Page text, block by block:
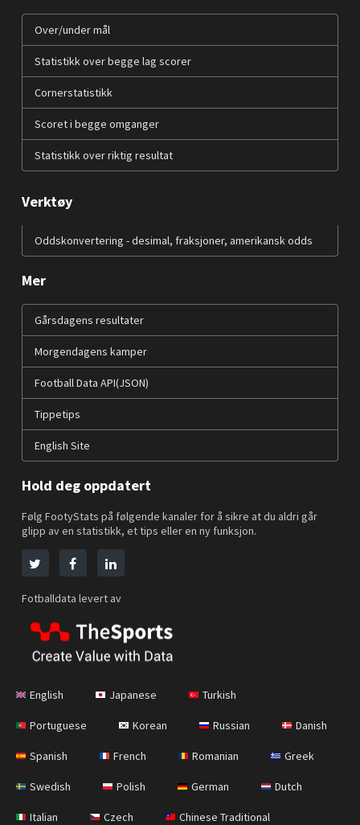
Over/under mål
Statistikk over begge lag scorer
Cornerstatistikk
Scoret i begge omganger
Statistikk over riktig resultat
Verktøy
Oddskonvertering - desimal, fraksjoner, amerikansk odds
Mer
Gårsdagens resultater
Morgendagens kamper
Football Data API(JSON)
Tippetips
English Site
Hold deg oppdatert
Følg FootyStats på følgende kanaler for å sikre at du aldri går
glipp av en statistikk, et tips eller en ny funksjon.
Fotballdata levert av
English Japanese Turkish
Portuguese Korean Russian Danish
Spanish French Romanian Greek
Swedish Polish German Dutch
Italian Czech Chinese Traditional